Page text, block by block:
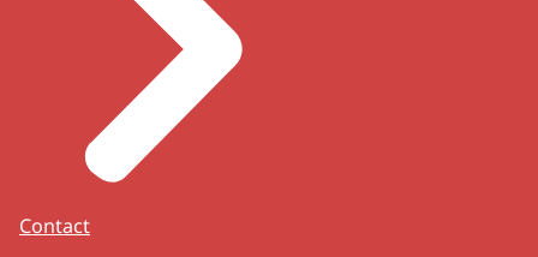
Contact